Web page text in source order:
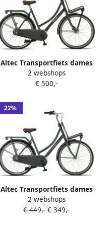
Altec Transportfiets dames
Retro 28 Inch 57 cm Dames
3V Rollerbrake Donkergroen
2 webshops
€ 500,-
22%
Altec Transportfiets dames
Vintage 28 Inch 53 cm
Dames 3V Terugtraprem
2 webshops
€ 449,- € 349,-